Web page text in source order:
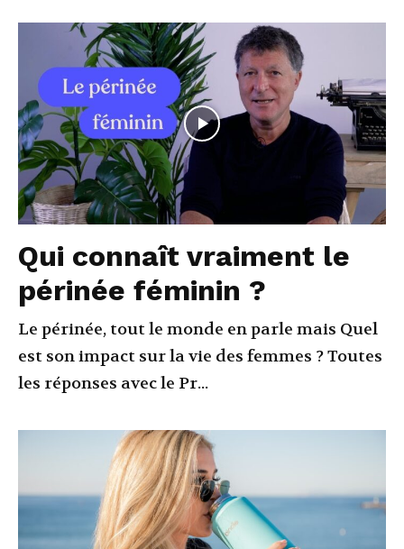
Qui connaît vraiment le
périnée féminin ?
Le périnée, tout le monde en parle mais Quel
est son impact sur la vie des femmes ? Toutes
les réponses avec le Pr...